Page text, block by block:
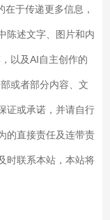
于传递更多信息，
陈述文字、图片和内
以及AI自主创作的
或者部分内容、文
证或承诺，并请自行
的直接责任及连带责
时联系本站，本站将